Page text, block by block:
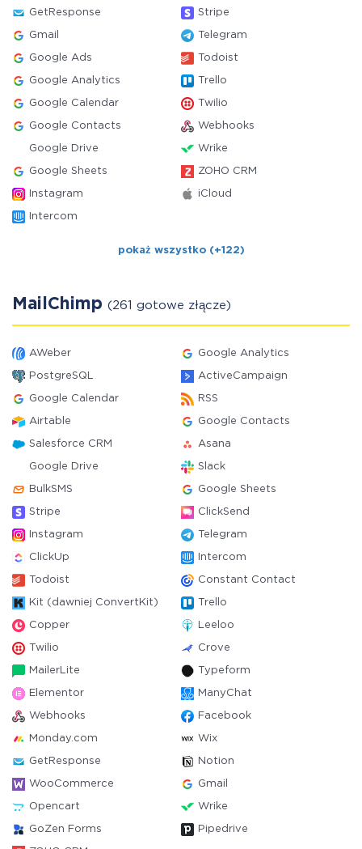
GetResponse Stripe
Gmail Telegram
Google Ads Todoist
Google Analytics Trello
Google Calendar Twilio
Google Contacts Webhooks
Google Drive Wrike
Google Sheets ZOHO CRM
Instagram iCloud
Intercom
pokaż wszystko (+122)
MailChimp (261 gotowe złącze)
AWeber Google Analytics
PostgreSQL ActiveCampaign
Google Calendar RSS
Airtable Google Contacts
Salesforce CRM Asana
Google Drive Slack
BulkSMS Google Sheets
Stripe ClickSend
Instagram Telegram
ClickUp Intercom
Todoist Constant Contact
Kit (dawniej ConvertKit) Trello
Copper Leeloo
Twilio Crove
MailerLite Typeform
Elementor ManyChat
Webhooks Facebook
Monday.com Wix
GetResponse Notion
WooCommerce Gmail
Opencart Wrike
GoZen Forms Pipedrive